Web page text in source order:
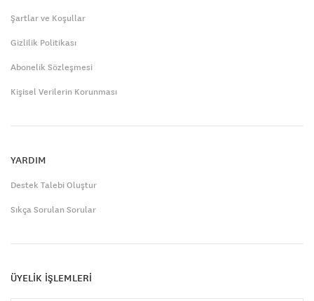
Şartlar ve Koşullar
Gizlilik Politikası
Abonelik Sözleşmesi
Kişisel Verilerin Korunması
YARDIM
Destek Talebi Oluştur
Sıkça Sorulan Sorular
ÜYELİK İŞLEMLERİ